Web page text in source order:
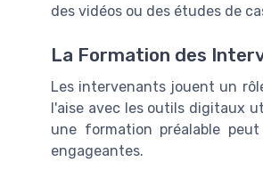
des vidéos ou des études de
La Formation des
Les intervenants jouent un
l'aise avec les outils digitaux
une formation préalable
engageantes.